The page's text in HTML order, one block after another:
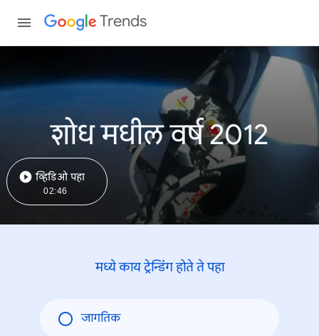
Trends
शोध मधील वर्ष 2012
व्हिडिओ पहा
02:46
मध्ये काय ट्रेन्डिंंग होते ते पहा
जागतिक